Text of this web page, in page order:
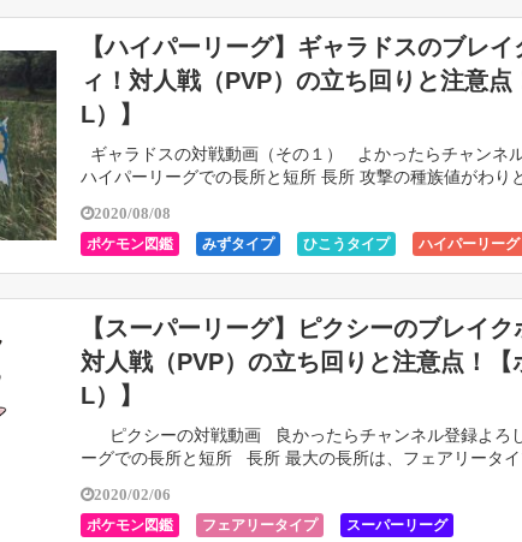
【ハイパーリーグ】ギャラドスのブレ
ィ！対人戦（PVP）の立ち回りと注意
L）】
ギャラドスの対戦動画（その１） よかったらチャンネ
ハイパーリーグでの長所と短所 長所 攻撃の種族値がわり
2020/08/08
ポケモン図鑑 みずタイプ ひこうタイプ ハイパーリーグ
【スーパーリーグ】ピクシーのブレイ
対人戦（PVP）の立ち回りと注意点！
L）】
ピクシーの対戦動画 良かったらチャンネル登録よろ
ーグでの長所と短所 長所 最大の長所は、フェアリータ
2020/02/06
ポケモン図鑑 フェアリータイプ スーパーリーグ